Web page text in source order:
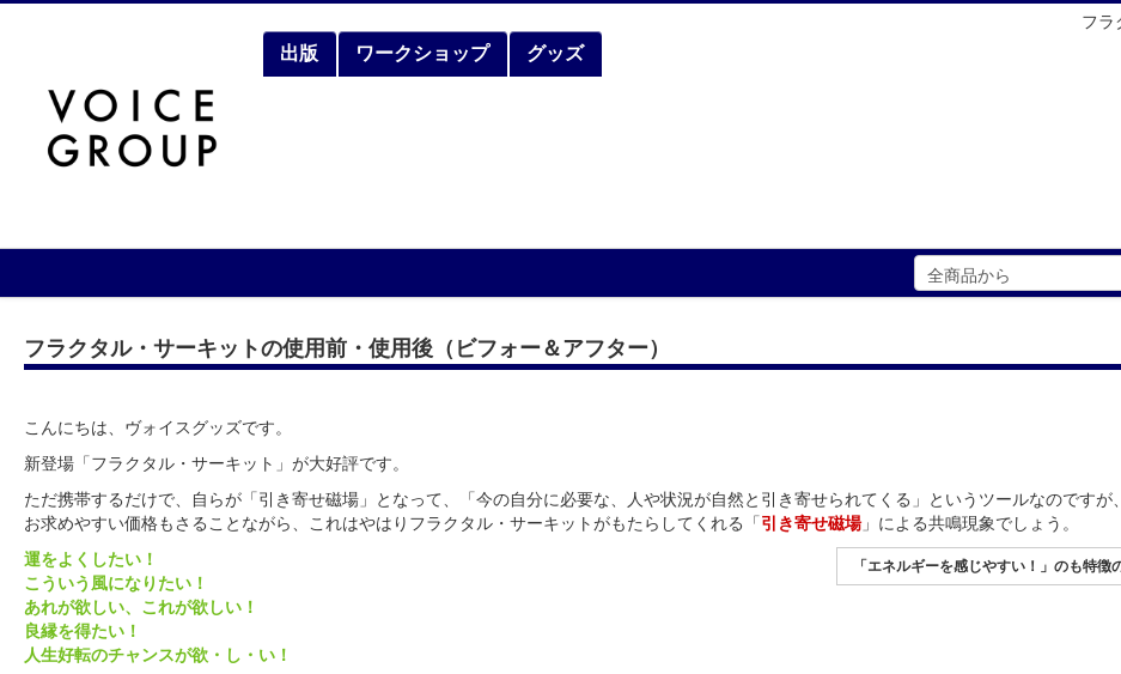
フラ
出版 ワークショップ グッズ
フラクタル・サーキットの使用前・使用後（ビフォー＆アフター）
こんにちは、ヴォイスグッズです。
新登場「フラクタル・サーキット」が大好評です。
ただ携帯するだけで、自らが「引き寄せ磁場」となって、「今の自分に必要な、人や状況が自然と引き寄せられてくる」というツールなのですが
お求めやすい価格もさることながら、これはやはりフラクタル・サーキットがもたらしてくれる「引き寄せ磁場」による共鳴現象でしょう。
「エネルギーを感じやすい！」のも特徴
運をよくしたい！
こういう風になりたい！
あれが欲しい、これが欲しい！
良縁を得たい！
人生好転のチャンスが欲・し・い！